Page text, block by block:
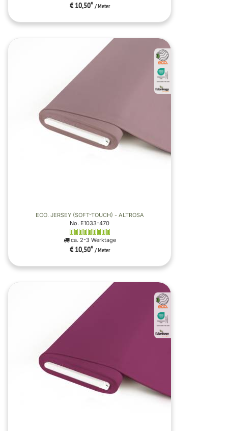
€ 10,50* / Meter
ECO. JERSEY (SOFT-TOUCH) - ALTROSA
No. E1033-470
ca. 2-3 Werktage
€ 10,50* / Meter